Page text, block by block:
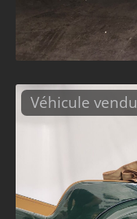
Véhicule vendu